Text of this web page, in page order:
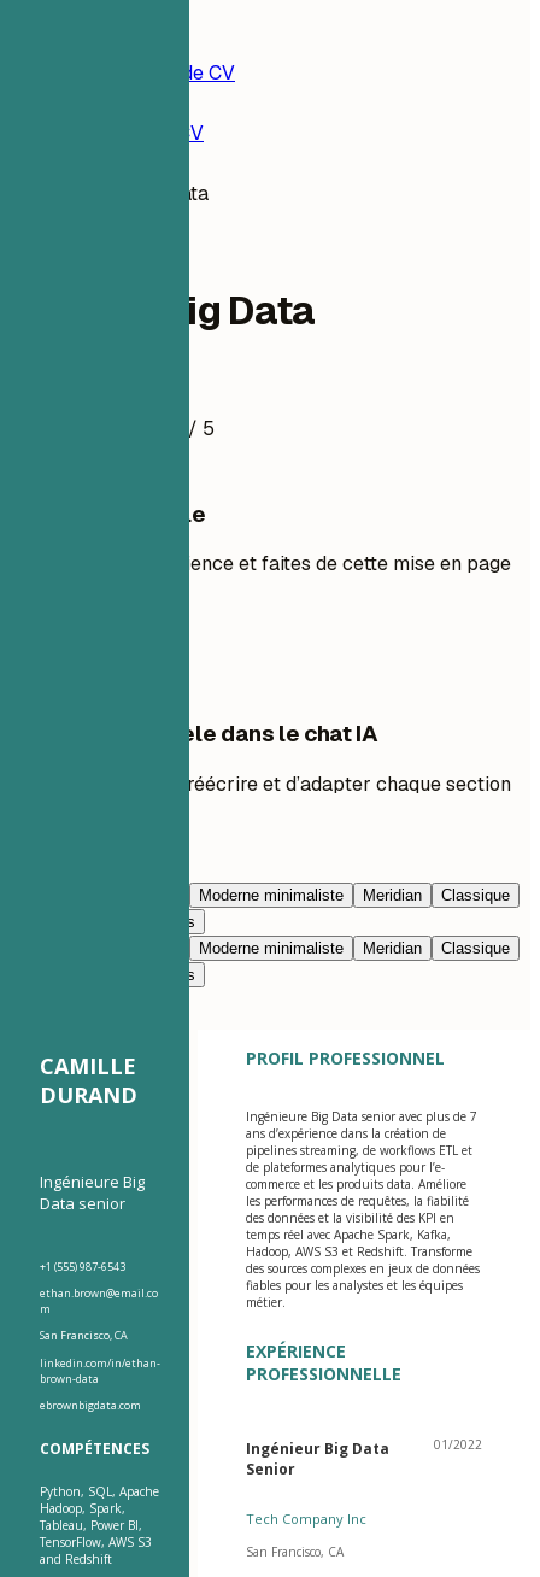
Constructeur de CV
Exemples de CV
Experte Big Data
Experte Big Data
/ 5
Utiliser ce modèle
Ajoutez votre expérience et faites de cette mise en page
Modifier ce modèle dans le chat IA
Demandez à l’IA de réécrire et d’adapter chaque section
Moderne minimaliste Meridian
Classique
Nimbus
Moderne minimaliste Meridian
Classique
Nimbus
CAMILLE
DURAND
Ingénieure Big
Data senior
+1 (555) 987-6543
ethan.brown@email.co
m
San Francisco, CA
linkedin.com/in/ethan-
brown-data
ebrownbigdata.com
COMPÉTENCES
Python, SQL, Apache
Hadoop, Spark,
Tableau, Power BI,
TensorFlow, AWS S3
and Redshift
PROFIL PROFESSIONNEL
Ingénieure Big Data senior avec plus de 7
ans d’expérience dans la création de
pipelines streaming, de workflows ETL et
de plateformes analytiques pour l’e-
commerce et les produits data. Améliore
les performances de requêtes, la fiabilité
des données et la visibilité des KPI en
temps réel avec Apache Spark, Kafka,
Hadoop, AWS S3 et Redshift. Transforme
des sources complexes en jeux de données
fiables pour les analystes et les équipes
métier.
EXPÉRIENCE
PROFESSIONNELLE
Ingénieur Big Data
Senior
01/2022
Tech Company Inc
San Francisco, CA